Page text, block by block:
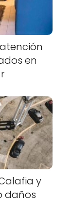
en
y
daños